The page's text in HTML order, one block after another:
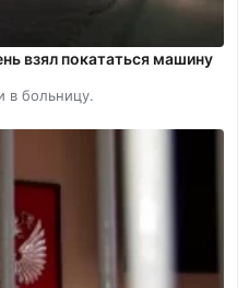
взял покататься машину
в больницу.